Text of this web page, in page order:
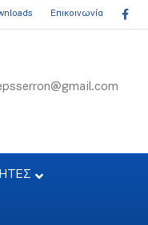
Επικοινωνία Facebook